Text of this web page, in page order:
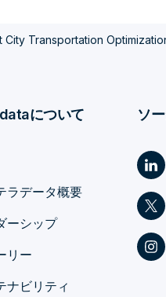
City Transportation
について
ラデータ概要
ーシップ
リー
ナビリティ
ソ